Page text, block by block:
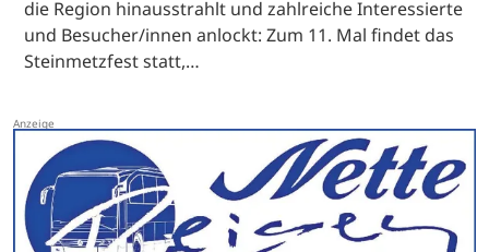
die Region hinausstrahlt und zahlreiche Interessierte
und Besucher/innen anlockt: Zum 11. Mal findet das
Steinmetzfest statt,…